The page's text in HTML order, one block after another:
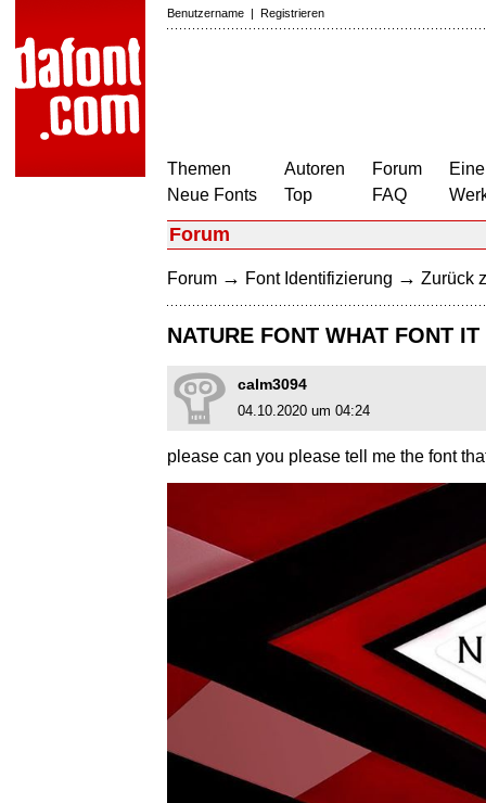
Benutzername | Registrieren
Themen
Neue Fonts
Autoren
Top
Forum
FAQ
Forum
Forum → Font Identifizierung → Zurück
NATURE FONT WHAT FONT IT
calm3094
04.10.2020 um 04:24
please can you please tell me the font